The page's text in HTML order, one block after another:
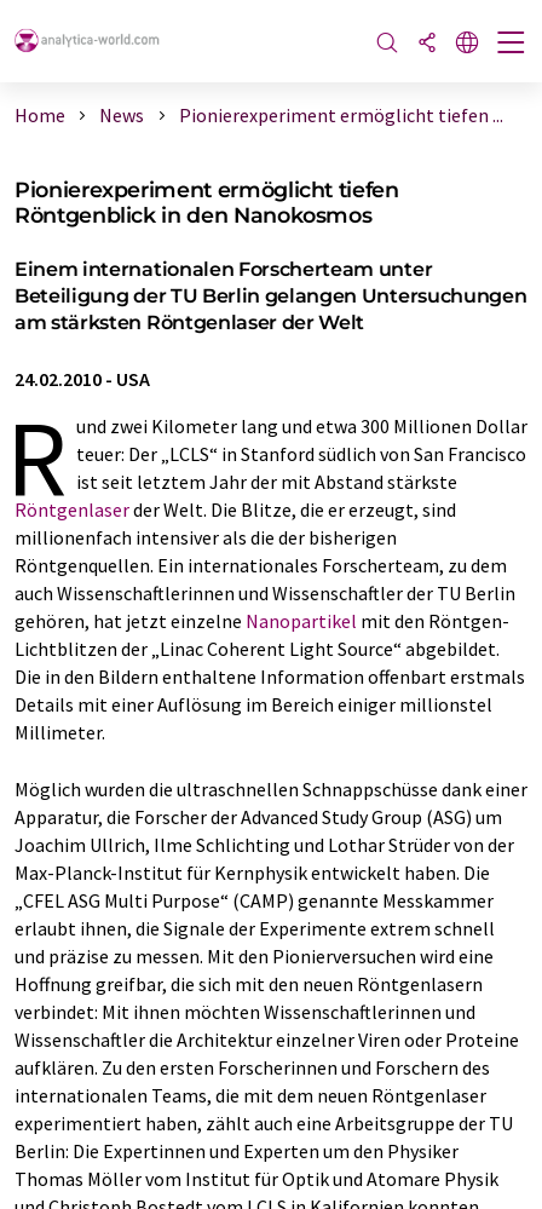
Home News Pionierexperiment ermöglicht tiefen ...
Pionierexperiment ermöglicht tiefen
Röntgenblick in den Nanokosmos
Einem internationalen Forscherteam unter
Beteiligung der TU Berlin gelangen Untersuchungen
am stärksten Röntgenlaser der Welt
24.02.2010 - USA
R und zwei Kilometer lang und etwa 300 Millionen Dollar
teuer: Der „LCLS“ in Stanford südlich von San Francisco
ist seit letztem Jahr der mit Abstand stärkste
Röntgenlaserder Welt. Die Blitze, die er erzeugt, sind
millionenfach intensiver als die der bisherigen
Röntgenquellen. Ein internationales Forscherteam, zu dem
auch Wissenschaftlerinnen und Wissenschaftler der TU Berlin
gehören, hat jetzt einzelne Nanopartikel mit den Röntgen-
Lichtblitzen der „Linac Coherent Light Source“ abgebildet.
Die in den Bildern enthaltene Information offenbart erstmals
Details mit einer Auflösung im Bereich einiger millionstel
Millimeter.
Möglich wurden die ultraschnellen Schnappschüsse dank einer
Apparatur, die Forscher der Advanced Study Group (ASG) um
Joachim Ullrich, Ilme Schlichting und Lothar Strüder von der
Max-Planck-Institut für Kernphysik entwickelt haben. Die
„CFEL ASG Multi Purpose“ (CAMP) genannte Messkammer
erlaubt ihnen, die Signale der Experimente extrem schnell
und präzise zu messen. Mit den Pionierversuchen wird eine
Hoffnung greifbar, die sich mit den neuen Röntgenlasern
verbindet: Mit ihnen möchten Wissenschaftlerinnen und
Wissenschaftler die Architektur einzelner Viren oder Proteine
aufklären. Zu den ersten Forscherinnen und Forschern des
inter­nationalen Teams, die mit dem neuen Röntgenlaser
experimentiert haben, zählt auch eine Arbeitsgruppe der TU
Berlin: Die Expertinnen und Experten um den Physiker
Thomas Möller vom Institut für Optik und Atomare Physik